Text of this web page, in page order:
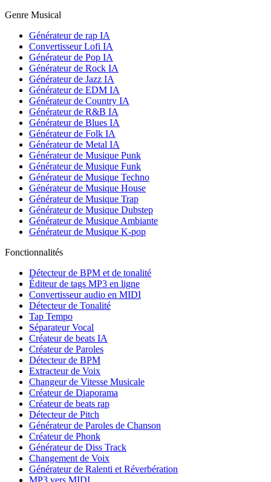
Genre Musical
Générateur de rap IA
Convertisseur Lofi IA
Générateur de Pop IA
Générateur de Rock IA
Générateur de Jazz IA
Générateur de EDM IA
Générateur de Country IA
Générateur de R&B IA
Générateur de Blues IA
Générateur de Folk IA
Générateur de Metal IA
Générateur de Musique Punk
Générateur de Musique Funk
Générateur de Musique Techno
Générateur de Musique House
Générateur de Musique Trap
Générateur de Musique Dubstep
Générateur de Musique Ambiante
Générateur de Musique K-pop
Fonctionnalités
Détecteur de BPM et de tonalité
Éditeur de tags MP3 en ligne
Convertisseur audio en MIDI
Détecteur de Tonalité
Tap Tempo
Séparateur Vocal
Créateur de beats IA
Créateur de Paroles
Détecteur de BPM
Extracteur de Voix
Changeur de Vitesse Musicale
Créateur de Diaporama
Créateur de beats rap
Détecteur de Pitch
Générateur de Paroles de Chanson
Créateur de Phonk
Générateur de Diss Track
Changement de Voix
Générateur de Ralenti et Réverbération
MP3 vers MIDI